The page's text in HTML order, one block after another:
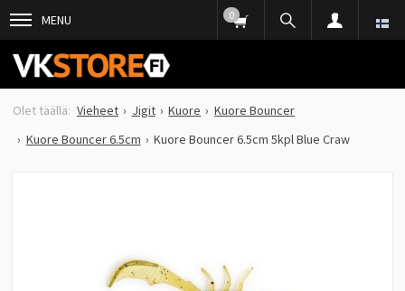
MENU 0
Vieheet Jigit Kuore
Kuore Bouncer
Kuore Bouncer 6.5cm
Kuore Bouncer 6.5cm 5kpl Blue Craw